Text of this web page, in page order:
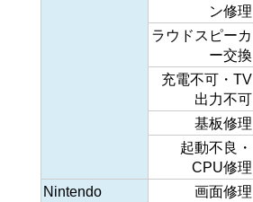
ン修理
ラウドスピーカ
ー交換
充電不可・TV
出力不可
基板修理
起動不良・
CPU修理
Nintendo
画面修理